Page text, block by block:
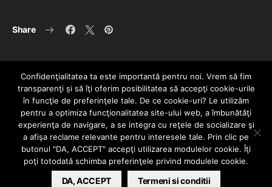
Share
HOME CONTACT POLITICĂ DE CONFIDENȚIALITATE
Since 2005 | Copyright by HIPHOPLIVE
ENTERTAINMENT SRL
Confidenţialitatea ta este importantă pentru noi. Vrem să fim
transparenţi și să îţi oferim posibilitatea să accepţi cookie-urile
în funcţie de preferinţele tale. De ce cookie-uri? Le utilizăm
pentru a optimiza funcţionalitatea site-ului web, a îmbunătăţi
experienţa de navigare, a se integra cu reţele de socializare şi
a afişa reclame relevante pentru interesele tale. Prin clic pe
butonul "DA, ACCEPT" accepţi utilizarea modulelor cookie. Îţi
poţi totodată schimba preferinţele privind modulele cookie.
DA, ACCEPT Termeni si conditii